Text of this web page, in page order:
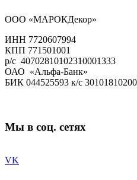
ООО «МАРОКДекор»
ИНН 7720607994
КПП 771501001
р/с 40702810102310001333
ОАО «Альфа-Банк»
БИК 044525593 к/с
Мы в соц. сетях
VK